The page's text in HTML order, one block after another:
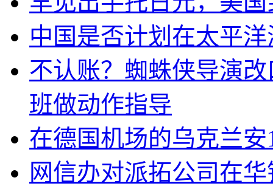
中国是否计划在太平
不认账？蜘蛛侠导演
班做动作指导
在德国机场的乌克兰
网信办对派拓公司在